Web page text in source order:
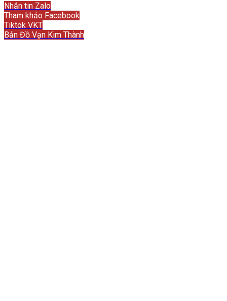
Nhắn tin Zalo
Tham khảo Facebook
Tiktok VKT
Bản Đồ Vạn Kim Thành